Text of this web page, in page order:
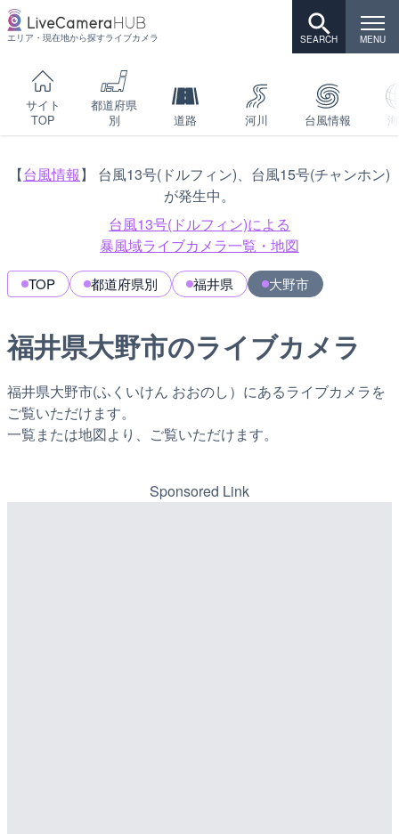
エリア・現在地から探すライブカメラ
サイト
TOP
都道府県
別
道路 河川 台風情報
【台風情報】 台風13号(ドルフィン)、台風15号(チャンホン)
が発生中。
台風13号(ドルフィン)による
暴風域ライブカメラ一覧・地図
TOP 都道府県別 福井県 大野市
福井県大野市のライブカメラ
福井県大野市(ふくいけん おおのし）にあるライブカメラを
ご覧いただけます。
一覧または地図より、ご覧いただけます。
Sponsored Link